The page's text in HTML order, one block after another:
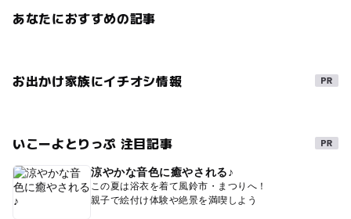
あなたにおすすめの記事
お出かけ家族にイチオシ情報
いこーよとりっぷ 注目記事
涼やかな音色に癒やされる♪
この夏は浴衣を着て風鈴市・まつりへ！
親子で絵付け体験や絶景を満喫しよう